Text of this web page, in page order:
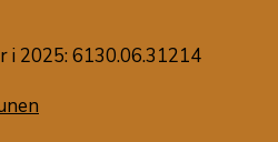
2025: 6130.06.31214